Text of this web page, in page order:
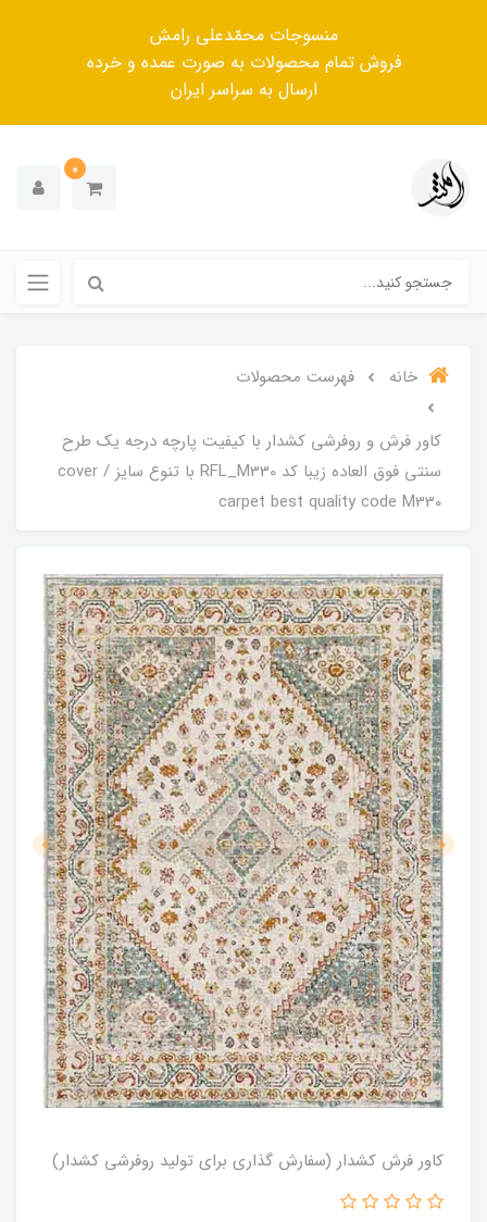
منسوجات محمّدعلی رامش
فروش تمام محصولات به صورت عمده و خرده
ارسال به سراسر ایران
0
خانه فهرست محصولات
کاور فرش و روفرشی کشدار‌ با کیفیت پارچه درجه یک طرح
سنتی فوق العاده زیبا کد RFL_M330 با تنوع سایز / cover
carpet best quality code M330
کاور فرش کشدار (سفارش گذاری برای تولید روفرشی کشدار)